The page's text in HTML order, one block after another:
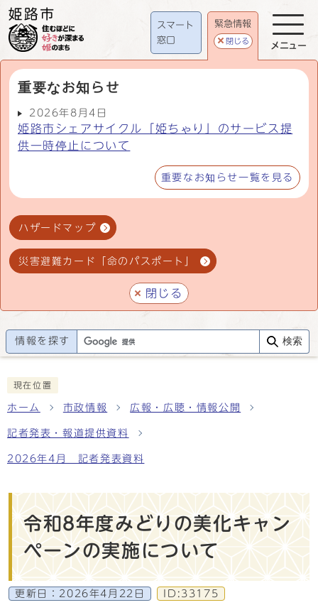
スマート
窓口
緊急情報
閉じる
重要なお知らせ
2026年8月4日
姫路市シェアサイクル「姫ちゃり」のサービス提
供一時停止について
重要なお知らせ一覧を見る
ハザードマップ
災害避難カード「命のパスポート」
閉じる
メニュー
情報を探す 検索
現在位置
ホーム 市政情報 広報・広聴・情報公開
記者発表・報道提供資料
2026年4月 記者発表資料
令和8年度みどりの美化キャン
ペーンの実施について
更新日： 2026年4月22日 ID:33175